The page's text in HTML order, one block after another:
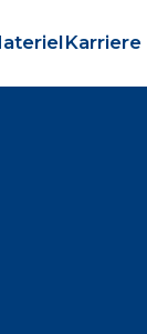
Karriere